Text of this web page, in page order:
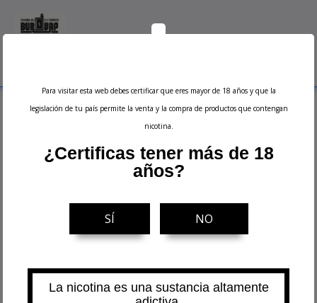
Inicio Resistencias Resistencias Vape Pen 22 Coil (1pc) - Smok
Para visitar esta web debes certificar que eres mayor de 18 años y que la
legislación de tu país permite la venta y la compra de productos que contengan
nicotina.
¿Certificas tener más de 18
años?
SÍ NO
La nicotina es una sustancia altamente